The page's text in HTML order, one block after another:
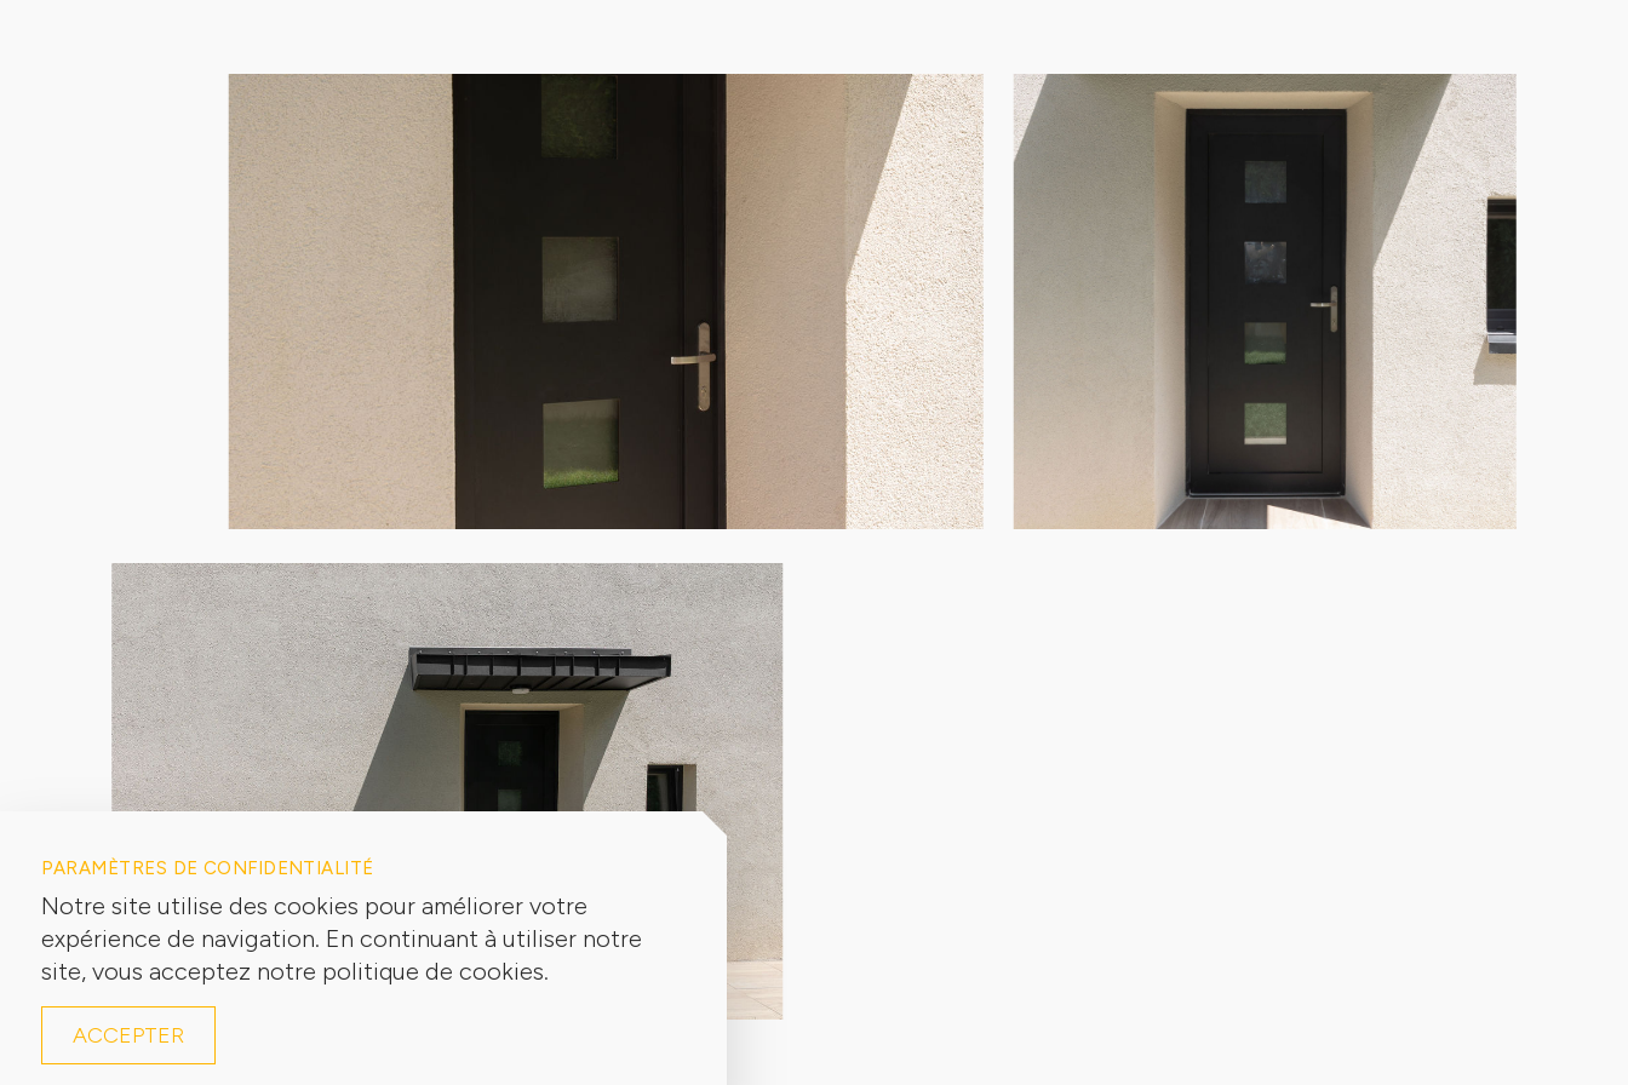
PARAMÈTRES DE CONFIDENTIALITÉ
Notre site utilise des cookies pour améliorer votre
expérience de navigation. En continuant à utiliser notre
site, vous acceptez notre politique de cookies.
ACCEPTER